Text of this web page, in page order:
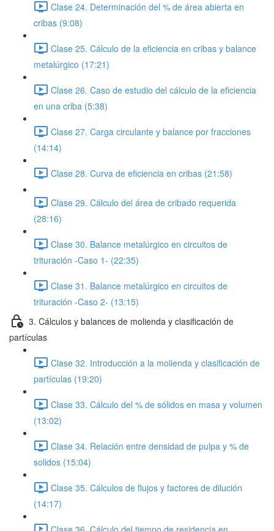
Clase 24. Determinación del % de área abierta en
cribas (9:08)
Clase 25. Cálculo de la eficiencia en cribas y balance
metalúrgico (17:21)
Clase 26. Caso de estudio del cálculo de la eficiencia
en una criba (5:38)
Clase 27. Carga circulante y balance por fracciones
(14:14)
Clase 28. Curva de eficiencia en cribas (21:58)
Clase 29. Cálculo del área de cribado requerida
(28:16)
Clase 30. Balance metalúrgico en circuitos de
trituración -Caso 1- (22:35)
Clase 31. Balance metalúrgico en circuitos de
trituración -Caso 2- (13:15)
3. Cálculos y balances de molienda y clasificación de
partículas
Clase 32. Introducción a la molienda y clasificación de
partículas (19:20)
Clase 33. Cálculo del % de sólidos en masa y volumen
(13:02)
Clase 34. Relación entre densidad de pulpa y % de
solidos (15:04)
Clase 35. Cálculos de flujos y factores de dilución
(14:17)